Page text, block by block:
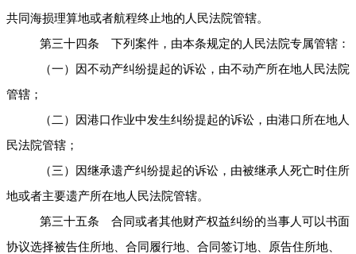
共同海损理算地或者航程终止地的人民法院管辖。
第三十四条 下列案件，由本条规定的人民法院专属管辖：
（一）因不动产纠纷提起的诉讼，由不动产所在地人民法院
管辖；
（二）因港口作业中发生纠纷提起的诉讼，由港口所在地人
民法院管辖；
（三）因继承遗产纠纷提起的诉讼，由被继承人死亡时住所
地或者主要遗产所在地人民法院管辖。
第三十五条 合同或者其他财产权益纠纷的当事人可以书面
协议选择被告住所地、合同履行地、合同签订地、原告住所地、